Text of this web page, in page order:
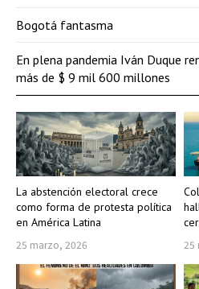
La abstención electoral crece
como forma de protesta política
en América Latina
25 marzo, 2026 25
Bogotá fantasma
En plena pandemia Iván Duque
más de $ 9 mil 600 millones